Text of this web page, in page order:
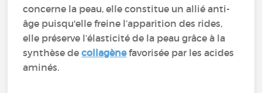
concerne la peau, elle constitue un allié anti-
âge puisqu'elle freine l’apparition des rides,
elle préserve l’élasticité de la peau grâce à la
synthèse decollagènefavorisée par les acides
aminés.